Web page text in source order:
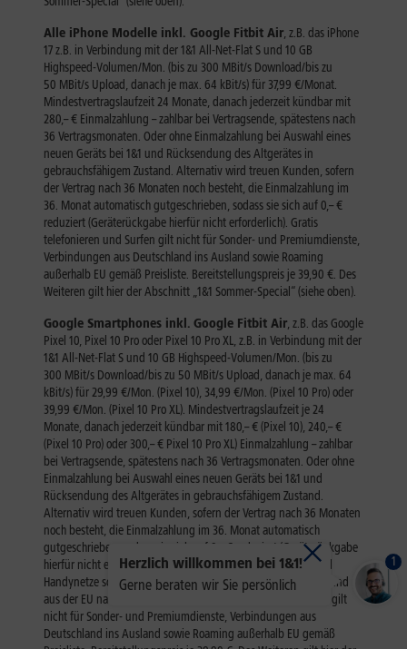
1
Herzlich willkommen bei 1&1!
Gerne beraten wir Sie persönlich